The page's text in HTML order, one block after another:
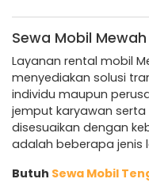
Sewa Mobil
Layanan rental mobil
menyediakan solusi
individu maupun
jemput karyawan
disesuaikan dengan
adalah beberapa jenis
Butuh Sewa Mobil